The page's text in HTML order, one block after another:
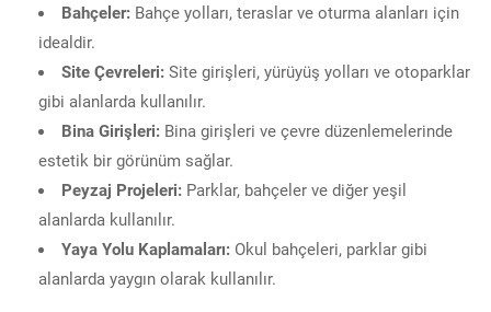
Bahçeler: Bahçe yolları, teraslar ve oturma alanları için
idealdir.
Site Çevreleri: Site girişleri, yürüyüş yolları ve otoparklar
gibi alanlarda kullanılır.
Bina Girişleri: Bina girişleri ve çevre düzenlemelerinde
estetik bir görünüm sağlar.
Peyzaj Projeleri: Parklar, bahçeler ve diğer yeşil
alanlarda kullanılır.
Yaya Yolu Kaplamaları: Okul bahçeleri, parklar gibi
alanlarda yaygın olarak kullanılır.